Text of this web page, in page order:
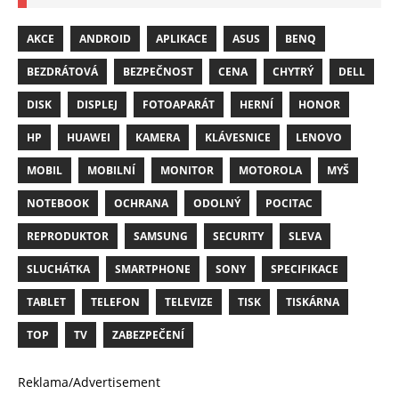
AKCE ANDROID APLIKACE ASUS BENQ
BEZDRÁTOVÁ BEZPEČNOST CENA CHYTRÝ DELL
DISK DISPLEJ FOTOAPARÁT HERNÍ HONOR
HP HUAWEI KAMERA KLÁVESNICE LENOVO
MOBIL MOBILNÍ MONITOR MOTOROLA MYŠ
NOTEBOOK OCHRANA ODOLNÝ POCITAC
REPRODUKTOR SAMSUNG SECURITY SLEVA
SLUCHÁTKA SMARTPHONE SONY SPECIFIKACE
TABLET TELEFON TELEVIZE TISK TISKÁRNA
TOP TV ZABEZPEČENÍ
Reklama/Advertisement